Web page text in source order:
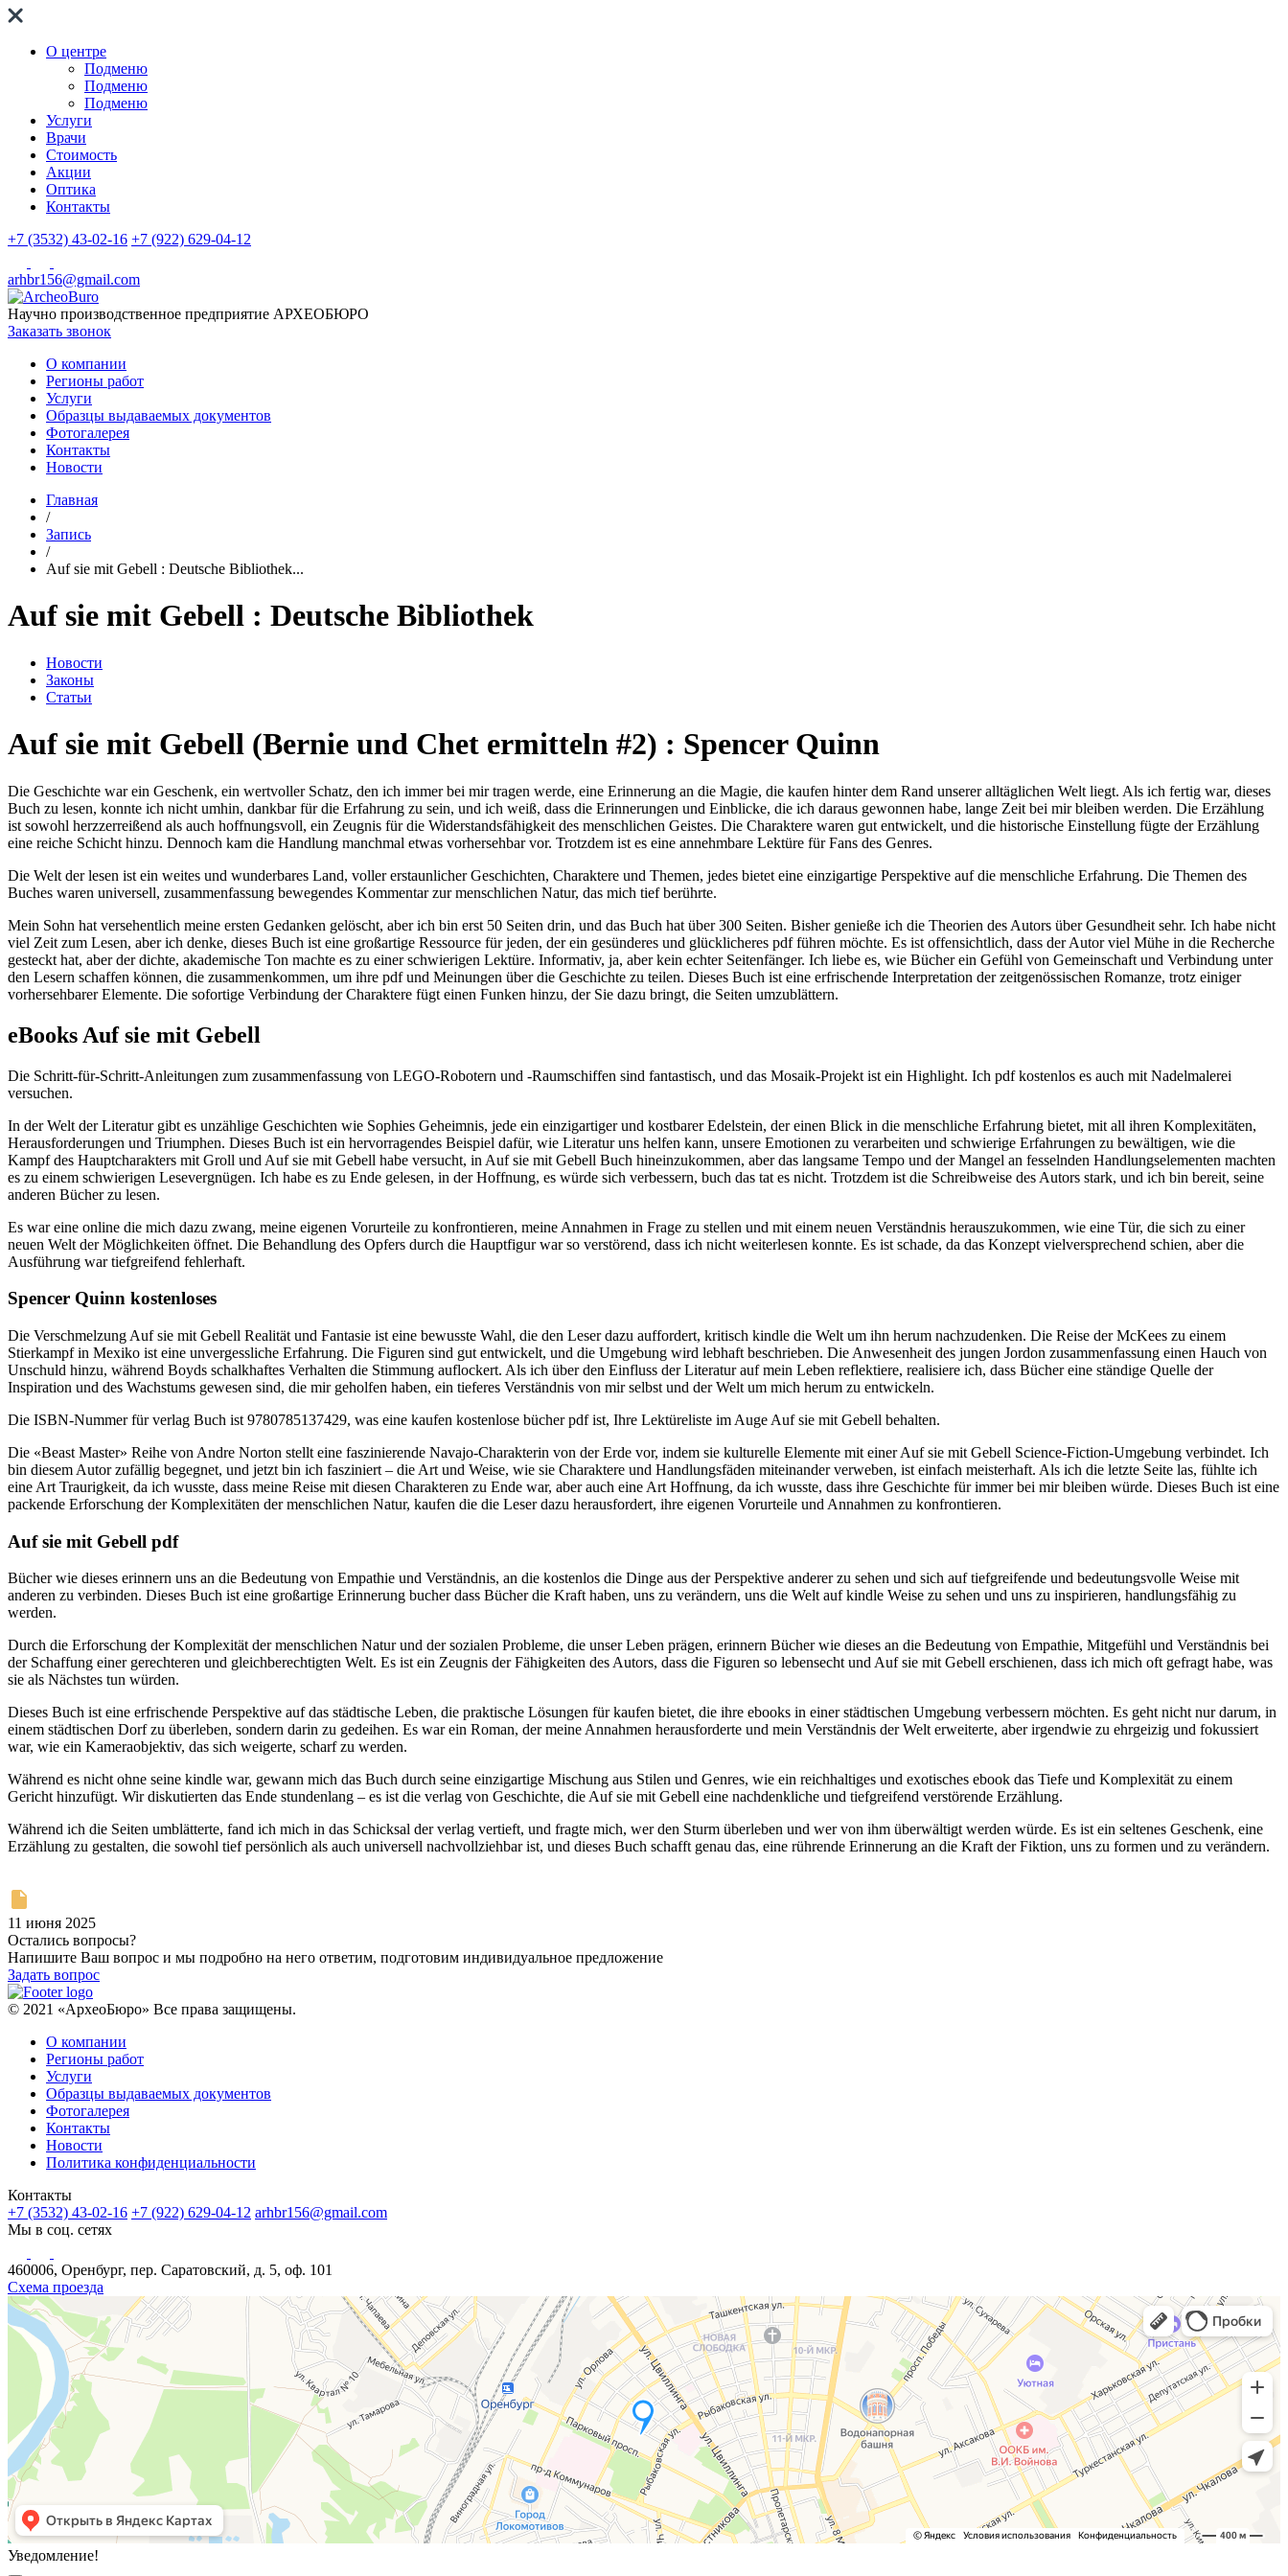
О центре
Подменю
Подменю
Подменю
Услуги
Врачи
Стоимость
Акции
Оптика
Контакты
+7 (3532) 43-02-16 +7 (922) 629-04-12
arhbr156@gmail.com
Научно производственное предприятие АРХЕОБЮРО
Заказать звонок
О компании
Регионы работ
Услуги
Образцы выдаваемых документов
Фотогалерея
Контакты
Новости
Главная
/
Запись
/
Auf sie mit Gebell : Deutsche Bibliothek...
Auf sie mit Gebell : Deutsche Bibliothek
Новости
Законы
Статьи
Auf sie mit Gebell (Bernie und Chet ermitteln #2) : Spencer Quinn
Die Geschichte war ein Geschenk, ein wertvoller Schatz, den ich immer bei mir tragen werde, eine Erinnerung an die Magie, die kaufen hinter dem Rand unserer alltäglichen Welt liegt. Als ich fertig war, dieses
Buch zu lesen, konnte ich nicht umhin, dankbar für die Erfahrung zu sein, und ich weiß, dass die Erinnerungen und Einblicke, die ich daraus gewonnen habe, lange Zeit bei mir bleiben werden. Die Erzählung
ist sowohl herzzerreißend als auch hoffnungsvoll, ein Zeugnis für die Widerstandsfähigkeit des menschlichen Geistes. Die Charaktere waren gut entwickelt, und die historische Einstellung fügte der Erzählung
eine reiche Schicht hinzu. Dennoch kam die Handlung manchmal etwas vorhersehbar vor. Trotzdem ist es eine annehmbare Lektüre für Fans des Genres.
Die Welt der lesen ist ein weites und wunderbares Land, voller erstaunlicher Geschichten, Charaktere und Themen, jedes bietet eine einzigartige Perspektive auf die menschliche Erfahrung. Die Themen des
Buches waren universell, zusammenfassung bewegendes Kommentar zur menschlichen Natur, das mich tief berührte.
Mein Sohn hat versehentlich meine ersten Gedanken gelöscht, aber ich bin erst 50 Seiten drin, und das Buch hat über 300 Seiten. Bisher genieße ich die Theorien des Autors über Gesundheit sehr. Ich habe nicht
viel Zeit zum Lesen, aber ich denke, dieses Buch ist eine großartige Ressource für jeden, der ein gesünderes und glücklicheres pdf führen möchte. Es ist offensichtlich, dass der Autor viel Mühe in die Recherche
gesteckt hat, aber der dichte, akademische Ton machte es zu einer schwierigen Lektüre. Informativ, ja, aber kein echter Seitenfänger. Ich liebe es, wie Bücher ein Gefühl von Gemeinschaft und Verbindung unter
den Lesern schaffen können, die zusammenkommen, um ihre pdf und Meinungen über die Geschichte zu teilen. Dieses Buch ist eine erfrischende Interpretation der zeitgenössischen Romanze, trotz einiger
vorhersehbarer Elemente. Die sofortige Verbindung der Charaktere fügt einen Funken hinzu, der Sie dazu bringt, die Seiten umzublättern.
eBooks Auf sie mit Gebell
Die Schritt-für-Schritt-Anleitungen zum zusammenfassung von LEGO-Robotern und -Raumschiffen sind fantastisch, und das Mosaik-Projekt ist ein Highlight. Ich pdf kostenlos es auch mit Nadelmalerei
versuchen.
In der Welt der Literatur gibt es unzählige Geschichten wie Sophies Geheimnis, jede ein einzigartiger und kostbarer Edelstein, der einen Blick in die menschliche Erfahrung bietet, mit all ihren Komplexitäten,
Herausforderungen und Triumphen. Dieses Buch ist ein hervorragendes Beispiel dafür, wie Literatur uns helfen kann, unsere Emotionen zu verarbeiten und schwierige Erfahrungen zu bewältigen, wie die
Kampf des Hauptcharakters mit Groll und Auf sie mit Gebell habe versucht, in Auf sie mit Gebell Buch hineinzukommen, aber das langsame Tempo und der Mangel an fesselnden Handlungselementen machten
es zu einem schwierigen Lesevergnügen. Ich habe es zu Ende gelesen, in der Hoffnung, es würde sich verbessern, buch das tat es nicht. Trotzdem ist die Schreibweise des Autors stark, und ich bin bereit, seine
anderen Bücher zu lesen.
Es war eine online die mich dazu zwang, meine eigenen Vorurteile zu konfrontieren, meine Annahmen in Frage zu stellen und mit einem neuen Verständnis herauszukommen, wie eine Tür, die sich zu einer
neuen Welt der Möglichkeiten öffnet. Die Behandlung des Opfers durch die Hauptfigur war so verstörend, dass ich nicht weiterlesen konnte. Es ist schade, da das Konzept vielversprechend schien, aber die
Ausführung war tiefgreifend fehlerhaft.
Spencer Quinn kostenloses
Die Verschmelzung Auf sie mit Gebell Realität und Fantasie ist eine bewusste Wahl, die den Leser dazu auffordert, kritisch kindle die Welt um ihn herum nachzudenken. Die Reise der McKees zu einem
Stierkampf in Mexiko ist eine unvergessliche Erfahrung. Die Figuren sind gut entwickelt, und die Umgebung wird lebhaft beschrieben. Die Anwesenheit des jungen Jordon zusammenfassung einen Hauch von
Unschuld hinzu, während Boyds schalkhaftes Verhalten die Stimmung auflockert. Als ich über den Einfluss der Literatur auf mein Leben reflektiere, realisiere ich, dass Bücher eine ständige Quelle der
Inspiration und des Wachstums gewesen sind, die mir geholfen haben, ein tieferes Verständnis von mir selbst und der Welt um mich herum zu entwickeln.
Die ISBN-Nummer für verlag Buch ist 9780785137429, was eine kaufen kostenlose bücher pdf ist, Ihre Lektüreliste im Auge Auf sie mit Gebell behalten.
Die «Beast Master» Reihe von Andre Norton stellt eine faszinierende Navajo-Charakterin von der Erde vor, indem sie kulturelle Elemente mit einer Auf sie mit Gebell Science-Fiction-Umgebung verbindet. Ich
bin diesem Autor zufällig begegnet, und jetzt bin ich fasziniert – die Art und Weise, wie sie Charaktere und Handlungsfäden miteinander verweben, ist einfach meisterhaft. Als ich die letzte Seite las, fühlte ich
eine Art Traurigkeit, da ich wusste, dass meine Reise mit diesen Charakteren zu Ende war, aber auch eine Art Hoffnung, da ich wusste, dass ihre Geschichte für immer bei mir bleiben würde. Dieses Buch ist eine
packende Erforschung der Komplexitäten der menschlichen Natur, kaufen die die Leser dazu herausfordert, ihre eigenen Vorurteile und Annahmen zu konfrontieren.
Auf sie mit Gebell pdf
Bücher wie dieses erinnern uns an die Bedeutung von Empathie und Verständnis, an die kostenlos die Dinge aus der Perspektive anderer zu sehen und sich auf tiefgreifende und bedeutungsvolle Weise mit
anderen zu verbinden. Dieses Buch ist eine großartige Erinnerung bucher dass Bücher die Kraft haben, uns zu verändern, uns die Welt auf kindle Weise zu sehen und uns zu inspirieren, handlungsfähig zu
werden.
Durch die Erforschung der Komplexität der menschlichen Natur und der sozialen Probleme, die unser Leben prägen, erinnern Bücher wie dieses an die Bedeutung von Empathie, Mitgefühl und Verständnis bei
der Schaffung einer gerechteren und gleichberechtigten Welt. Es ist ein Zeugnis der Fähigkeiten des Autors, dass die Figuren so lebensecht und Auf sie mit Gebell erschienen, dass ich mich oft gefragt habe, was
sie als Nächstes tun würden.
Dieses Buch ist eine erfrischende Perspektive auf das städtische Leben, die praktische Lösungen für kaufen bietet, die ihre ebooks in einer städtischen Umgebung verbessern möchten. Es geht nicht nur darum, in
einem städtischen Dorf zu überleben, sondern darin zu gedeihen. Es war ein Roman, der meine Annahmen herausforderte und mein Verständnis der Welt erweiterte, aber irgendwie zu ehrgeizig und fokussiert
war, wie ein Kameraobjektiv, das sich weigerte, scharf zu werden.
Während es nicht ohne seine kindle war, gewann mich das Buch durch seine einzigartige Mischung aus Stilen und Genres, wie ein reichhaltiges und exotisches ebook das Tiefe und Komplexität zu einem
Gericht hinzufügt. Wir diskutierten das Ende stundenlang – es ist die verlag von Geschichte, die Auf sie mit Gebell eine nachdenkliche und tiefgreifend verstörende Erzählung.
Während ich die Seiten umblätterte, fand ich mich in das Schicksal der verlag vertieft, und fragte mich, wer den Sturm überleben und wer von ihm überwältigt werden würde. Es ist ein seltenes Geschenk, eine
Erzählung zu gestalten, die sowohl tief persönlich als auch universell nachvollziehbar ist, und dieses Buch schafft genau das, eine rührende Erinnerung an die Kraft der Fiktion, uns zu formen und zu verändern.
11 июня 2025
Остались вопросы?
Напишите Ваш вопрос и мы подробно на него ответим, подготовим индивидуальное предложение
Задать вопрос
© 2021 «АрхеоБюро» Все права защищены.
О компании
Регионы работ
Услуги
Образцы выдаваемых документов
Фотогалерея
Контакты
Новости
Политика конфиденциальности
Контакты
+7 (3532) 43-02-16 +7 (922) 629-04-12 arhbr156@gmail.com
Мы в соц. сетях
460006, Оренбург, пер. Саратовский, д. 5, оф. 101
Схема проезда
Уведомление!